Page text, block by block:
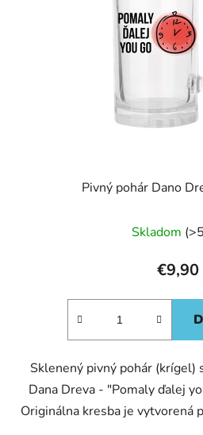
Pivný pohár Dano
Skladom
€9,90
Sklenený pivný pohár (krígel)
Dana Dreva - "Pomaly ďalej
Originálna kresba je vytvorená